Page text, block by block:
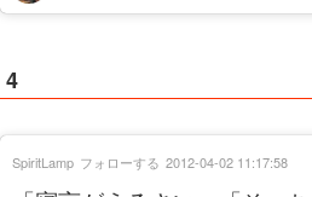
4
SpiritLamp フォローする 2012-04-02 11:17:58